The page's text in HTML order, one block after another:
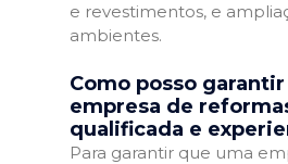
e revestimentos, e
ambientes.
Como posso
empresa de
qualificada e
Para garantir que uma